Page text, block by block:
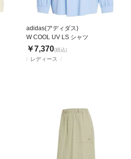
レディース
adidas(アディダス)
W COOL UV LS シャツ
￥7,370(税込)